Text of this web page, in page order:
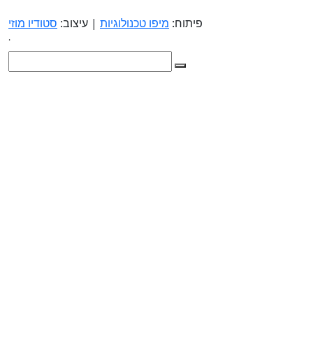
פיתוח: מיפו טכנולוגיות | עיצוב: סטודיו מוזי
.